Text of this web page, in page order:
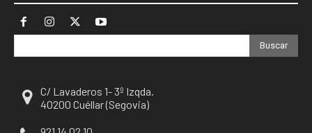
Buscar
C/ Lavaderos 1- 3º Izqda.
40200 Cuéllar (Segovia)